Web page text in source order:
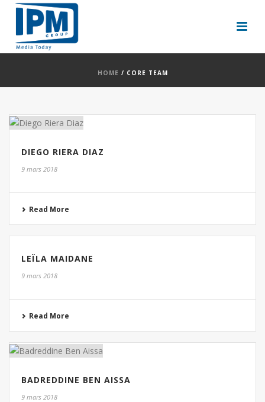
HOME / CORE TEAM
DIEGO RIERA DIAZ
9 mars 2018
Read More
LEÏLA MAIDANE
9 mars 2018
Read More
BADREDDINE BEN AISSA
9 mars 2018